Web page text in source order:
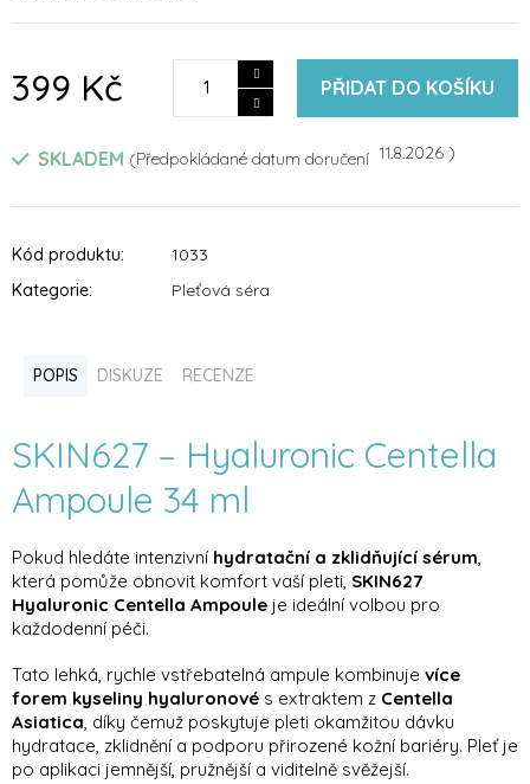
399 Kč PŘIDAT DO KOŠÍKU
SKLADEM 11.8.2026
Kód produktu:
1033
Kategorie: Pleťová séra
POPIS DISKUZE RECENZE
SKIN627 – Hyaluronic Centella
Ampoule 34 ml
Pokud hledáte intenzivní hydratační a zklidňující sérum
která pomůže obnovit komfort vaší pleti, SKIN627
Hyaluronic Centella Ampoule je ideální volbou pro
každodenní péči.
Tato lehká, rychle vstřebatelná ampule kombinuje více
forem kyseliny hyaluronové s extraktem z Centella
Asiatica , díky čemuž poskytuje pleti okamžitou dávku
hydratace, zklidnění a podporu přirozené kožní bariéry. Pleť je
po aplikaci jemnější, pružnější a viditelně svěžejší.